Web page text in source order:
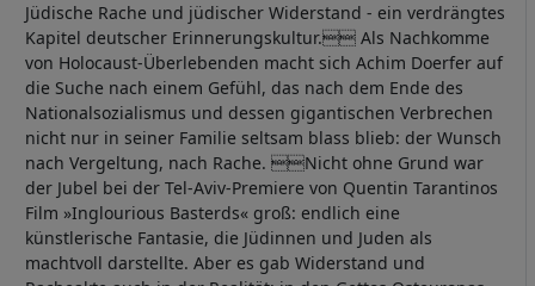
Jüdische Rache und jüdischer Widerstand - ein verdrängtes
Kapitel deutscher Erinnerungskultur. Als Nachkomme
von Holocaust-Überlebenden macht sich Achim Doerfer auf
die Suche nach einem Gefühl, das nach dem Ende des
Nationalsozialismus und dessen gigantischen Verbrechen
nicht nur in seiner Familie seltsam blass blieb: der Wunsch
nach Vergeltung, nach Rache. Nicht ohne Grund war
der Jubel bei der Tel-Aviv-Premiere von Quentin Tarantinos
Film »Inglourious Basterds« groß: endlich eine
künstlerische Fantasie, die Jüdinnen und Juden als
machtvoll darstellte. Aber es gab Widerstand und